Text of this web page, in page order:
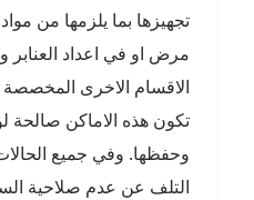
تجهيزها بما يلزمها من
مرض او في اعداد العنابر
الاقسام الاخرى
تكون هذه الاماكن صالحة
وحفظها. وفي جميع الحالات
التلف عن عدم صلاحية